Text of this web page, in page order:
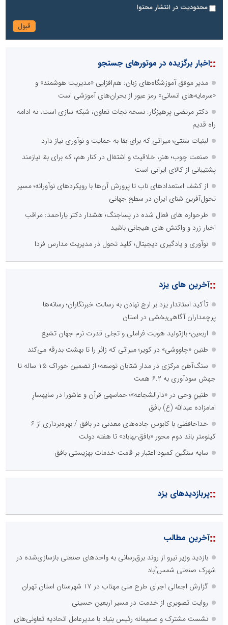
محدودیت در انتشار محتوا
::اخبار برگزیده در موتورهای جستجو
مدیر موفق آموزشگاه‌های زبان: هم‌افزایی «مدیریت هوشمند» و
«سرمایه‌های انسانی» رمز عبور از بحران‌های آموزشی است
دکتر مرتضی پرهیزگار: نسخه نجات تعاون، شبکه سازی است، نه ادامه
راه قدیم
لبنیات سنتی؛ میراثی که برای بقا به حمایت و نوآوری نیاز دارد
صنعت چوب؛ هنر، خلاقیت و اشتغال در کنار هم، که برای بقا نیازمند
پشتیبانی از کالای ایرانی است
از کشف استعدادهای ناب تا پرورش آن‌ها با رویکردهای نوآورانه؛ مسیر
تحول‌آفرین شنای ایران در سطح جهانی
طرحواره های فعال شده در پساجنگ؛ هشدار دکتر یاراحمد: مراقب
اخبار زرد و واکنش های هیجانی باشید
نوآوری و یادگیری دیجیتال؛ کلید تحول در مدیریت مدارس فردا
::آخرین های یزد
تأکید استاندار یزد بر ارج نهادن به رسالت خبرنگاران؛ رسانه‌ها
پرچمداران آگاهی‌بخشی در استان
اربعین؛ بازتولید هویت فراملی و تجلی قدرت نرم جهان تشیع
طنین «چاووشی» در کویر؛ میراثی که زائر را تا بهشت بدرقه می‌کند
سنگ‌آهن مرکزی در مدار شتابان توسعه؛ از تضمین خوراک ۱۵ ساله تا
جهش سودآوری به ۶.۲ همت
طنینِ وحی در «دارالشجاعه»؛ حماسهی قرآن و عاشورا در سایهسارِ
امامزاده عبدالله (ع) بافق
خداحافظی با کابوس جاده‌های معدنی در بافق / بهره‌برداری از ۶
کیلومتر باند دوم محور «بافق-بهاباد» تا هفته دولت
سایه سنگین کمبود اعتبار بر قامت خدمات بهزیستی بافق
::پربازدیدهای یزد
::آخرین مطالب
بازدید وزیر نیرو از روند برق‌رسانی به واحدهای صنعتی بازسازی‌شده در
شهرک صنعتی شمس‌آباد
گزارش اجمالی اجرای طرح ملی مهتاب در ۱۷ شهرستان استان تهران
روایت تصویری از خدمت در مسیر اربعین حسینی
نشست مشترک و صمیمانه رئیس بنیاد با مدیرعامل اتحادیه تعاونی‌های